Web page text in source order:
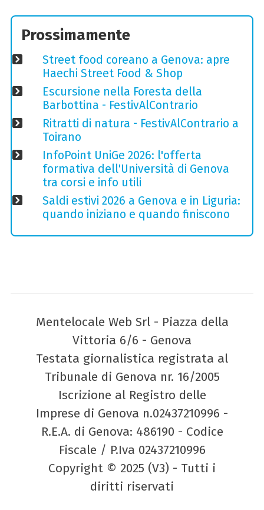
Prossimamente
Street food coreano a Genova: apre
Haechi Street Food & Shop
Escursione nella Foresta della
Barbottina - FestivAlContrario
Ritratti di natura - FestivAlContrario a
Toirano
InfoPoint UniGe 2026: l'offerta
formativa dell'Università di Genova
tra corsi e info utili
Saldi estivi 2026 a Genova e in Liguria:
quando iniziano e quando finiscono
Mentelocale Web Srl - Piazza della
Vittoria 6/6 - Genova
Testata giornalistica registrata al
Tribunale di Genova nr. 16/2005
Iscrizione al Registro delle
Imprese di Genova n.02437210996 -
R.E.A. di Genova: 486190 - Codice
Fiscale / P.Iva 02437210996
Copyright © 2025 (V3) - Tutti i
diritti riservati